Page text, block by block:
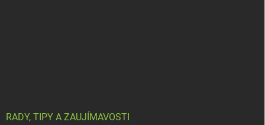
RADY, TIPY A ZAUJÍMAVOSTI